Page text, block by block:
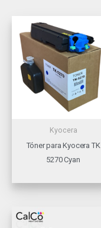
Kyocera
Tóner para Kyocera TK
5270 Cyan